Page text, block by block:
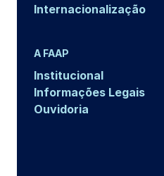
Internacionalização
A FAAP
Institucional
Informações Legais
Ouvidoria